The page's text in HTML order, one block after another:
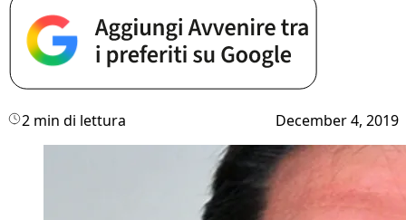
2 min di lettura December 4, 2019